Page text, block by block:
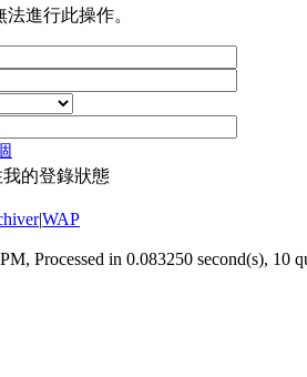
進行此操作。
的登錄狀態
|WAP
Processed in 0.083250 second(s), 10